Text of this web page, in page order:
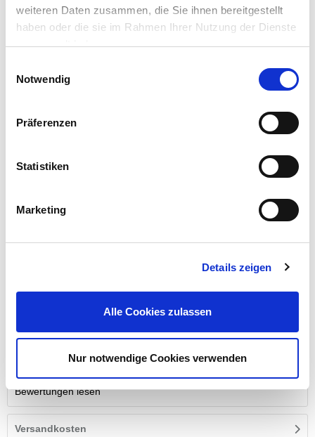
weiteren Daten zusammen, die Sie ihnen bereitgestellt
haben oder die sie im Rahmen Ihrer Nutzung der Dienste
gesammelt haben.
Notwendig
Präferenzen
Statistiken
Marketing
Details zeigen
Alle Cookies zulassen
Nur notwendige Cookies verwenden
ZUBEHÖR UND PASSENDE ARTIKEL:
2,50 €
romantische und verspielte Atmosphäre in deinen
Außenbereich.mehr
Bewertungen lesen
Versandkosten